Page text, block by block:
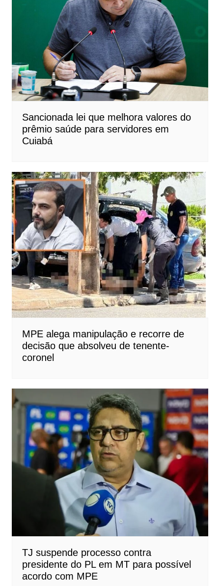
Sancionada lei que melhora valores do
prêmio saúde para servidores em
Cuiabá
MPE alega manipulação e recorre de
decisão que absolveu de tenente-
coronel
TJ suspende processo contra
presidente do PL em MT para possível
acordo com MPE